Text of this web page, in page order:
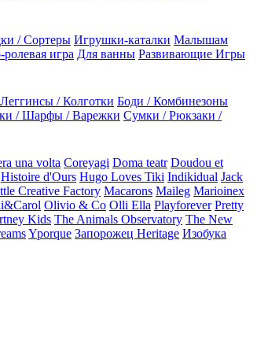
/ Сортеры Игрушки-каталки Малышам
игра Для ванны Развивающие Игры
Леггинсы / Колготки Боди / Комбинезоны
/ Шарфы / Варежки Сумки / Рюкзаки /
una volta Coreyagi Doma teatr Doudou et
Histoire d'Ours Hugo Loves Tiki Indikidual Jack
Creative Factory Macarons Maileg Marioinex
Olivio & Co Olli Ella Playforever Pretty
Kids The Animals Observatory The New
Yporque Запорожец Heritage Изобука